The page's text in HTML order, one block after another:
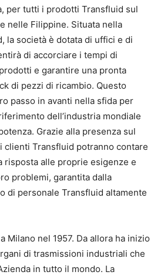
per tutti i prodotti Transfluid sul
nelle Filippine. Situata nella
la società è dotata di uffici e di
di accorciare i tempi di
e garantire una pronta
di pezzi di ricambio. Questo
passo in avanti nella sfida per
dell’industria mondiale
Grazie alla presenza sul
clienti Transfluid potranno contare
risposta alle proprie esigenze e
problemi, garantita dalla
di personale Transfluid altamente
Milano nel 1957. Da allora ha inizio
di trasmissioni industriali che
in tutto il mondo. La